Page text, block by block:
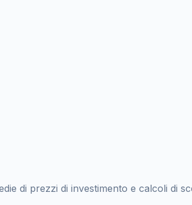
di prezzi di investimento e calcoli di